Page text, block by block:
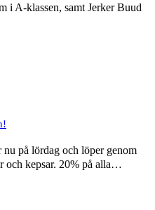
i A-klassen, samt Jerker Buud
på lördag och löper genom
och kepsar. 20% på alla…